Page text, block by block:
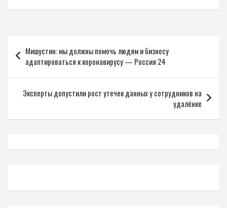
по
записям
Мишустин: мы должны помочь людям и бизнесу
адаптироваться к коронавирусу — Россия 24
Эксперты допустили рост утечек данных у сотрудников на
удалёнке